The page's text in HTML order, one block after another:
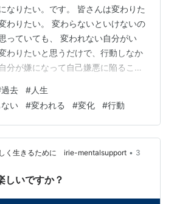
なりたい。です。 皆さんは変わりた
わりたい。 変わらないといけないの
っていても、 変われない自分がい
わりたいと思うだけで、行動しなか
分が嫌になって自己嫌悪に陥ること
り（笑） 現状を変えなければ、 何
くて、 そのまま人生終わってしま
恐れていても、怖くても 一歩踏み出
と思いました。 チャンスが来たとし
ぱりやめておこうとか 後悔でしかあ
過去 #人生
い #変われる #変化 #行動
く生きるために irie-mentalsupport • 3
しいですか？